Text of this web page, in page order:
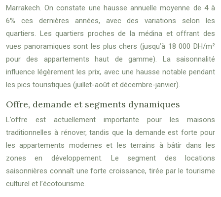
Marrakech. On constate une hausse annuelle moyenne de 4 à
6% ces dernières années, avec des variations selon les
quartiers. Les quartiers proches de la médina et offrant des
vues panoramiques sont les plus chers (jusqu’à 18 000 DH/m²
pour des appartements haut de gamme). La saisonnalité
influence légèrement les prix, avec une hausse notable pendant
les pics touristiques (juillet-août et décembre-janvier).
Offre, demande et segments dynamiques
L’offre est actuellement importante pour les maisons
traditionnelles à rénover, tandis que la demande est forte pour
les appartements modernes et les terrains à bâtir dans les
zones en développement. Le segment des locations
saisonnières connaît une forte croissance, tirée par le tourisme
culturel et l’écotourisme.